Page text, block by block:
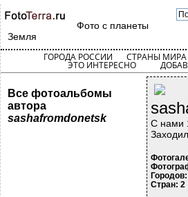
Фото с планеты
Земля
ГОРОДА РОССИИ СТРАНЫ МИРА
ЭТО ИНТЕРЕСНО
С нами
Стран: 2
Все фотоальбомы
автора
sashafromdonetsk